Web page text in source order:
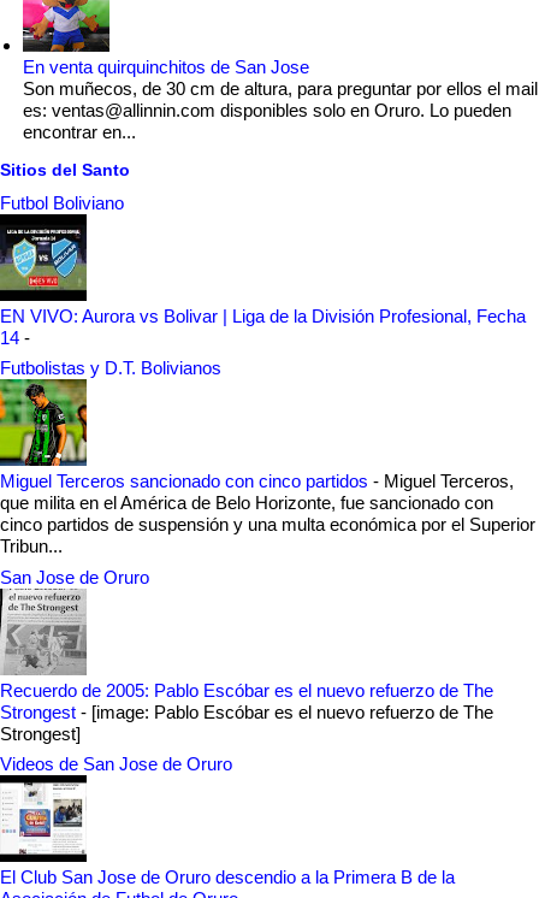
En venta quirquinchitos de San Jose
Son muñecos, de 30 cm de altura, para preguntar por ellos el mail
es: ventas@allinnin.com disponibles solo en Oruro. Lo pueden
encontrar en...
Sitios del Santo
Futbol Boliviano
EN VIVO: Aurora vs Bolivar | Liga de la División Profesional, Fecha
14 -
Futbolistas y D.T. Bolivianos
Miguel Terceros sancionado con cinco partidos - Miguel Terceros,
que milita en el América de Belo Horizonte, fue sancionado con
cinco partidos de suspensión y una multa económica por el Superior
Tribun...
San Jose de Oruro
Recuerdo de 2005: Pablo Escóbar es el nuevo refuerzo de The
Strongest - [image: Pablo Escóbar es el nuevo refuerzo de The
Strongest]
Videos de San Jose de Oruro
El Club San Jose de Oruro descendio a la Primera B de la